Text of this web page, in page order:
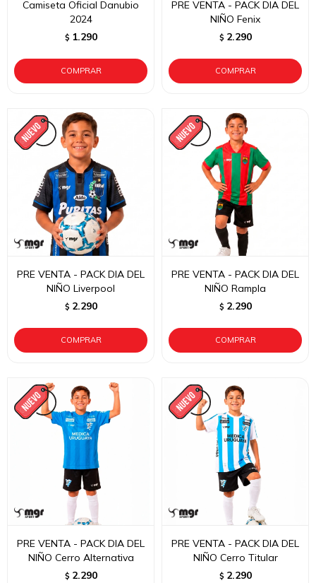
Camiseta Oficial Danubio
2024
$ 1.290
PRE VENTA - PACK DIA DEL
NIÑO Fenix
$ 2.290
PRE VENTA - PACK DIA DEL
NIÑO Liverpool
$ 2.290
PRE VENTA - PACK DIA DEL
NIÑO Rampla
$ 2.290
PRE VENTA - PACK DIA DEL
NIÑO Cerro Alternativa
$ 2.290
PRE VENTA - PACK DIA DEL
NIÑO Cerro Titular
$ 2.290